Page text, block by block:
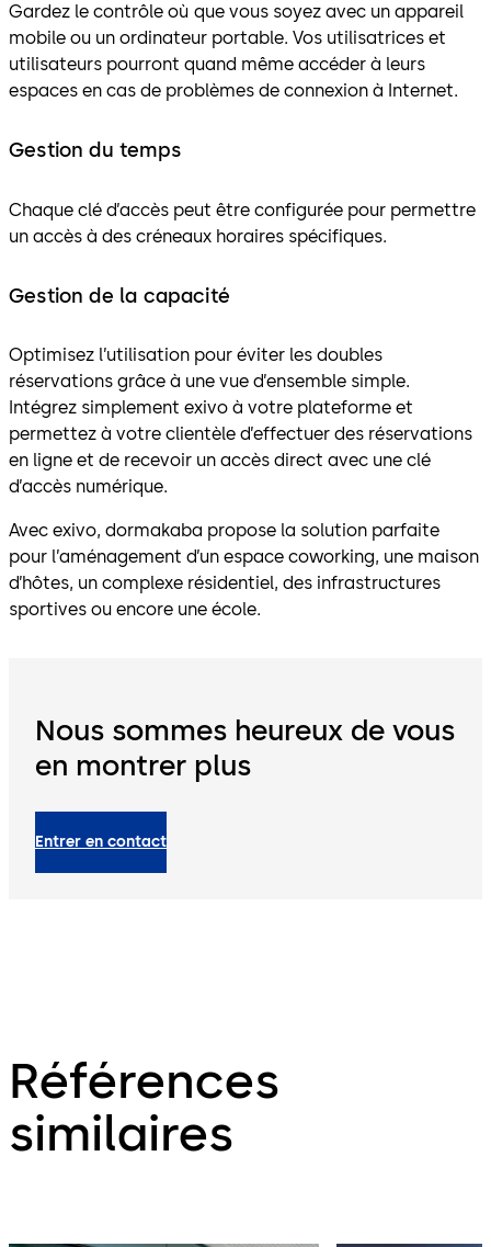
Gardez le contrôle où que vous soyez avec un appareil
mobile ou un ordinateur portable. Vos utilisatrices et
utilisateurs pourront quand même accéder à leurs
espaces en cas de problèmes de connexion à Internet.
Gestion du temps
Chaque clé d’accès peut être configurée pour permettre
un accès à des créneaux horaires spécifiques.
Gestion de la capacité
Optimisez l’utilisation pour éviter les doubles
réservations grâce à une vue d’ensemble simple.
Intégrez simplement exivo à votre plateforme et
permettez à votre clientèle d’effectuer des réservations
en ligne et de recevoir un accès direct avec une clé
d’accès numérique.
Avec exivo, dormakaba propose la solution parfaite
pour l’aménagement d’un espace coworking, une maison
d’hôtes, un complexe résidentiel, des infrastructures
sportives ou encore une école.
Nous sommes heureux de vous
en montrer plus
Entrer en contact
Références
similaires